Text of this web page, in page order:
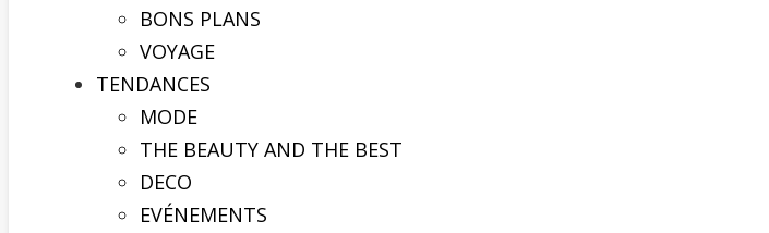
BONS PLANS
VOYAGE
TENDANCES
MODE
THE BEAUTY AND THE BEST
DECO
EVÉNEMENTS